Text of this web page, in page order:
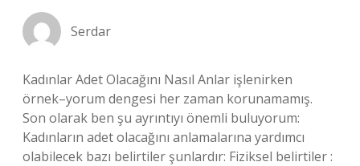
Serdar
Kadınlar Adet Olacağını Nasıl Anlar işlenirken
örnek–yorum dengesi her zaman korunamamış.
Son olarak ben şu ayrıntıyı önemli buluyorum:
Kadınların adet olacağını anlamalarına yardımcı
olabilecek bazı belirtiler şunlardır: Fiziksel belirtiler :